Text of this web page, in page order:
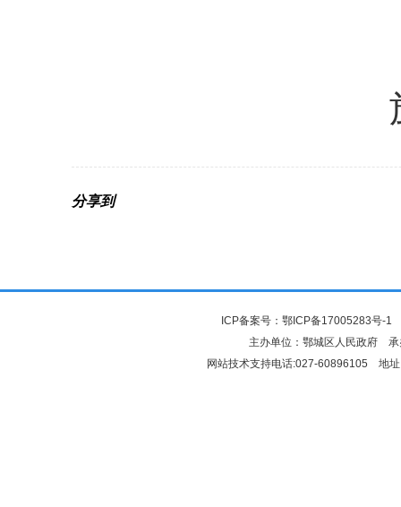
分享到
ICP备案号： 鄂ICP备17005283号-1
主办单位：鄂城区人民政府
网站技术支持电话:027-60896105 地